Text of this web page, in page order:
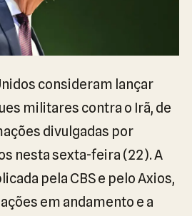
consideram lançar
militares contra o Irã, de
divulgadas por
nesta sexta-feira (22). A
pela CBS e pelo Axios,
em andamento e a